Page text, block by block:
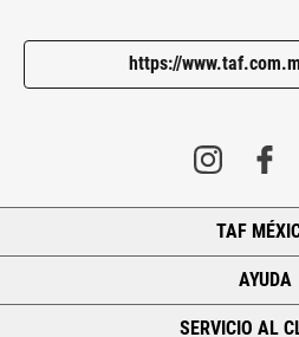
https://
TAF
AYUDA
SERVICIO AL